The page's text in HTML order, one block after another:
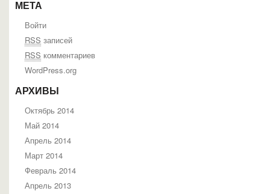
МЕТА
Войти
RSS записей
RSS комментариев
WordPress.org
АРХИВЫ
Октябрь 2014
Май 2014
Апрель 2014
Март 2014
Февраль 2014
Апрель 2013